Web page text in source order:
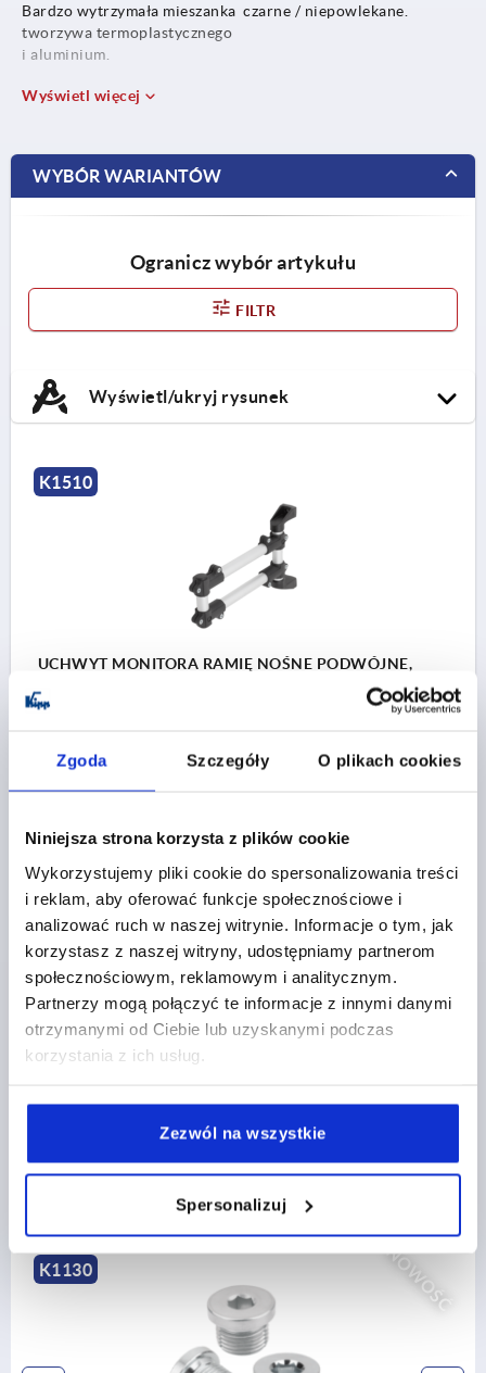
Zgoda Szczegóły O plikach cookies
Niniejsza strona korzysta z plików cookie
Wykorzystujemy pliki cookie do spersonalizowania treści
i reklam, aby oferować funkcje społecznościowe i
analizować ruch w naszej witrynie. Informacje o tym, jak
korzystasz z naszej witryny, udostępniamy partnerom
społecznościowym, reklamowym i analitycznym.
Partnerzy mogą połączyć te informacje z innymi danymi
otrzymanymi od Ciebie lub uzyskanymi podczas
korzystania z ich usług.
Zezwól na wszystkie
Spersonalizuj
Bardzo wytrzymała mieszanka
tworzywa termoplastycznego
i aluminium.
czarne / niepowlekane.
Wyświetl więcej
WYBÓR WARIANTÓW
Ogranicz wybór artykułu
FILTR
Wyświetl/ukryj rysunek
K1510
UCHWYT MONITORA RAMIĘ NOŚNE PODWÓJNE,
Nr zamówienia: K1510.3012
plus VAT
plus koszty wysyłki
SZCZEGÓŁY PRODUKTU
POBIERANIE
Inni klienci kupili również
NOWOŚĆ K1510